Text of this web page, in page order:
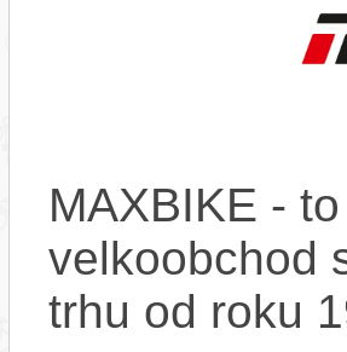
MAXBIKE -
velkoobchod
trhu od roku